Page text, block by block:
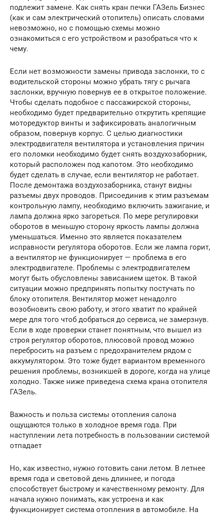
подлежит замене. Как снять кран печки ГАЗель Бизнес
(как и сам электрический отопитель) описать словами
невозможно, но с помощью схемы можно
ознакомиться с его устройством и разобраться что к
чему.
Если нет возможности замены привода заслонки, то с
водительской стороны можно убрать тягу с рычага
заслонки, вручную повернув ее в открытое положение.
Чтобы сделать подобное с пассажирской стороны,
необходимо будет предварительно открутить крепящие
моторедуктор винты и зафиксировать аналогичным
образом, повернув корпус. С целью диагностики
электродвигателя вентилятора и установления причин
его поломки необходимо будет снять воздухозаборник,
который расположен под капотом. Это необходимо
будет сделать в случае, если вентилятор не работает.
После демонтажа воздухозаборника, станут видны
разъемы двух проводов. Присоединив к этим разъемам
контрольную лампу, необходимо включить зажигание, и
лампа должна ярко загореться. По мере регулировки
оборотов в меньшую сторону яркость лампы должна
уменьшаться. Именно это является показателем
исправности регулятора оборотов. Если же лампа горит,
а вентилятор не функционирует — проблема в его
электродвигателе. Проблемы с электродвигателем
могут быть обусловлены зависанием щеток. В такой
ситуации можно предпринять попытку постучать по
блоку отопителя. Вентилятор может ненадолго
возобновить свою работу, и этого хватит по крайней
мере для того чтоб добраться до сервиса, не замерзнув.
Если в ходе проверки станет понятным, что вышел из
строя регулятор оборотов, плюсовой провод можно
перебросить на разъем с предохранителем рядом с
аккумулятором. Это тоже будет вариантом временного
решения проблемы, возникшей в дороге, когда на улице
холодно. Также ниже приведена схема крана отопителя
ГАЗель.
Важность и польза системы отопления салона
ощущаются только в холодное время года. При
наступлении лета потребность в пользовании системой
отпадает
Но, как известно, нужно готовить сани летом. В летнее
время года и световой день длиннее, и погода
способствует быстрому и качественному ремонту. Для
начала нужно понимать, как устроена и как
функционирует система отопления в автомобиле. На